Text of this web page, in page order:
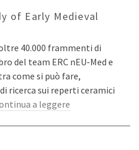
of Early Medieval
40.000 frammenti di
del team ERC nEU-Med e
come si può fare,
ricerca sui reperti ceramici
a leggere